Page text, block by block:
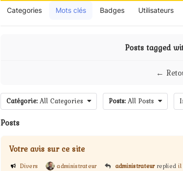
Categories Mots clés Badges Utilisateurs
Posts tagged
←
Catégorie: All Categories Posts: All Posts
Posts
Votre avis sur ce site
Divers administrateur administrateur repliedil